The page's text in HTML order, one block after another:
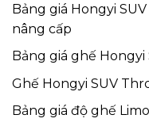
Bảng giá Hongyi
nâng cấp
Bảng giá ghế
Ghế Hongyi SUV
Bảng giá độ ghế